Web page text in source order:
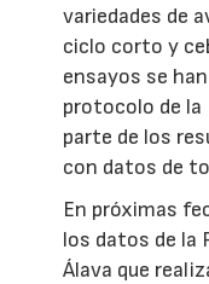
variedades de
ciclo corto y
ensayos se
protocolo de la
parte de los
con datos de
En próximas
los datos de la
Álava que